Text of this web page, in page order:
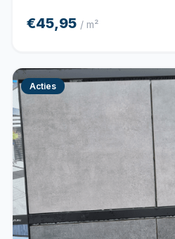
€45,95 / m²
Acties